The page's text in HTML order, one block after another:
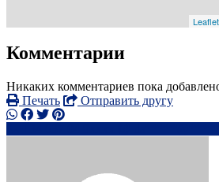
Leaflet
Комментарии
Никаких комментариев пока
Печать
Отправить другу